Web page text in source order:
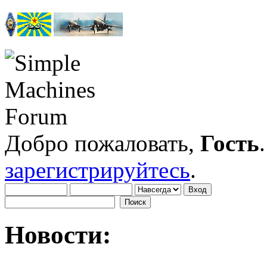
Добро пожаловать, Гость
зарегистрируйтесь.
Новости: